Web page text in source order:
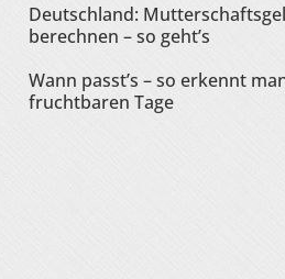
Deutschland:
berechnen – so geht’s
Wann passt’s – so erkennt
fruchtbaren Tage